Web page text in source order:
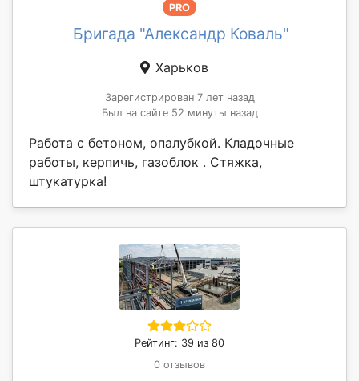
PRO
Бригада "Александр Коваль"
Харьков
Зарегистрирован 7 лет назад
Был на сайте 52 минуты назад
Работа с бетоном, опалубкой. Кладочные
работы, керпичь, газоблок . Стяжка,
штукатурка!
Рейтинг: 39 из 80
0 отзывов